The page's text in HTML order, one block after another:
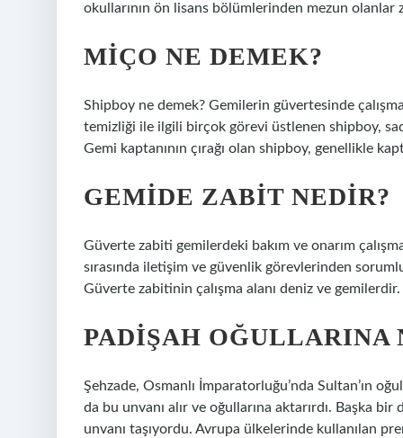
okullarının ön lisans bölümlerinden mezun olanlar
MIÇO NE DEMEK?
Shipboy ne demek? Gemilerin güvertesinde
temizliği ile ilgili birçok görevi üstlenen shipboy,
Gemi kaptanının çırağı olan shipboy, genellikle
GEMIDE ZABIT NEDIR?
Güverte zabiti gemilerdeki bakım ve onarım
sırasında iletişim ve güvenlik görevlerinden
Güverte zabitinin çalışma alanı deniz ve gemilerdir.
PADIŞAH OĞULLARINA
Şehzade, Osmanlı İmparatorluğu’nda Sultan’ın
da bu unvanı alır ve oğullarına aktarırdı. Başka
unvanı taşıyordu. Avrupa ülkelerinde kullanılan